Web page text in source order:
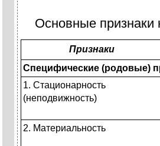
Основные признаки
Признаки
Специфические (родовые)
1. Стационарность
(неподвижность)
2. Материальность